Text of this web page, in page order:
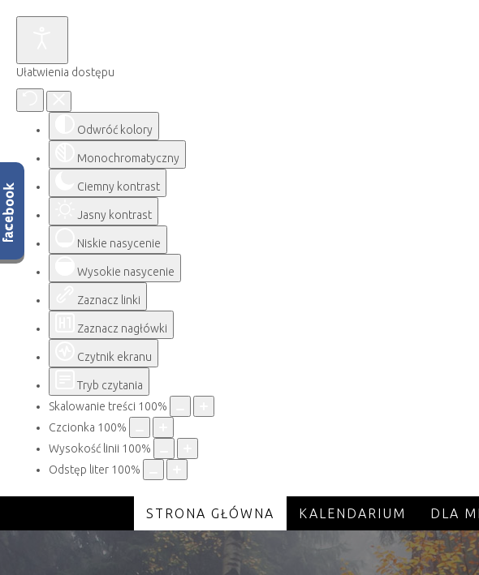
Ułatwienia dostępu
Odwróć kolory
Monochromatyczny
Ciemny kontrast
Jasny kontrast
Niskie nasycenie
Wysokie nasycenie
Zaznacz linki
Zaznacz nagłówki
Czytnik ekranu
Tryb czytania
Skalowanie treści 100%
Czcionka 100%
Wysokość linii 100%
Odstęp liter 100%
STRONA GŁÓWNA KALENDARIUM DLA